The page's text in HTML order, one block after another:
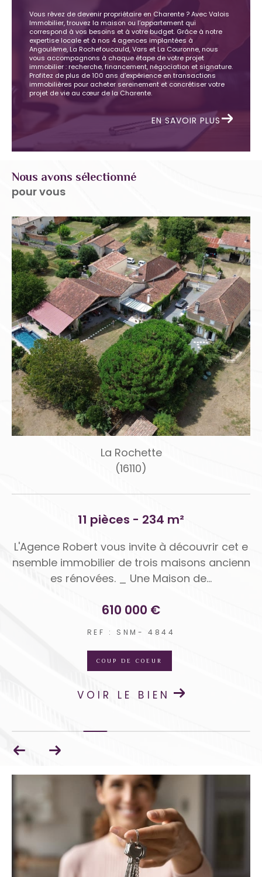
Vous rêvez de devenir propriétaire en Charente ? Avec Valois
Immobilier, trouvez la maison ou l’appartement qui
correspond à vos besoins et à votre budget. Grâce à notre
expertise locale et à nos 4 agences implantées à
Angoulême, La Rochefoucauld, Vars et La Couronne, nous
vous accompagnons à chaque étape de votre projet
immobilier : recherche, financement, négociation et signature.
Profitez de plus de 100 ans d’expérience en transactions
immobilières pour acheter sereinement et concrétiser votre
projet de vie au cœur de la Charente.
EN SAVOIR PLUS
Nous avons sélectionné
pour vous
La Rochette
(16110)
11 pièces - 234 m²
L'Agence Robert vous invite à découvrir cet e
nsemble immobilier de trois maisons ancienn
es rénovées. _ Une Maison de...
610 000 €
REF : SNM- 4844
COUP DE COEUR
VOIR LE BIEN